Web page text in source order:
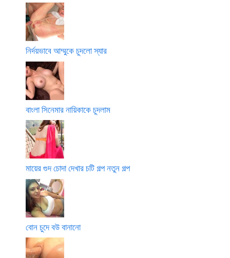
নির্দয়ভাবে আম্মুকে চুদলো স্যার
বাংলা সিনেমার নায়িকাকে চুদলাম
মায়ের গুদ চোদা দেখার চটি গল্প নতুন গল্প
বোন চুদে বউ বানানো